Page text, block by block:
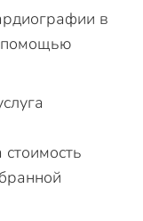
в
помощью